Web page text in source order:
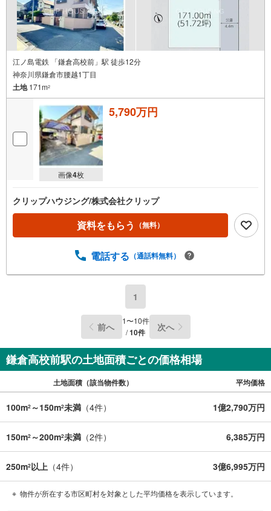
江ノ島電鉄 「鎌倉高校前」駅 徒歩12分
神奈川県鎌倉市腰越1丁目
土地171m2
画像4枚
5,790万円
クリップハウジング/株式会社クリップ
資料をもらう （無料）
電話する （通話料無料）
1
前へ 1〜10件
/10件 次へ
鎌倉高校前駅の土地面積ごとの価格相場
土地面積（該当物件数） 平均価格
100m2 ～150m2未満 （4件） 1億2,790万円
150m2 ～200m2未満 （2件） 6,385万円
250m2以上 （4件） 3億6,995万円
物件が所在する市区町村を対象とした平均価格を表示しています。